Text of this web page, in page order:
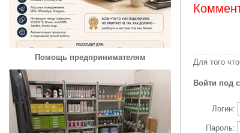
Помощь предпринимателям
Для того
Войти под
Логин:
Пароль: